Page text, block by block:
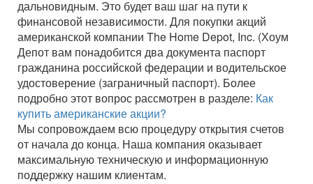
дальновидным. Это будет ваш шаг на пути к
финансовой независимости. Для покупки акций
американской компании The Home Depot, Inc. (Хоум
Депот вам понадобится два документа паспорт
гражданина российской федерации и водительское
удостоверение (заграничный паспорт). Более
подробно этот вопрос рассмотрен в разделе: Как
купить американские акции?
Мы сопровождаем всю процедуру открытия счетов
от начала до конца. Наша компания оказывает
максимальную техническую и информационную
поддержку нашим клиентам.